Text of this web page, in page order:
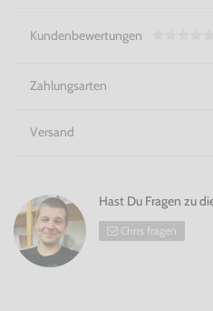
Kundenbewertungen
Zahlungsarten
Versand
Hast Du Fragen zu
Chris fragen